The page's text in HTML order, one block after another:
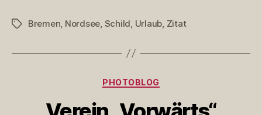
Schlagwörter
Bremen Nordsee Schild Urlaub Zitat
Kategorien
PHOTOBLOG